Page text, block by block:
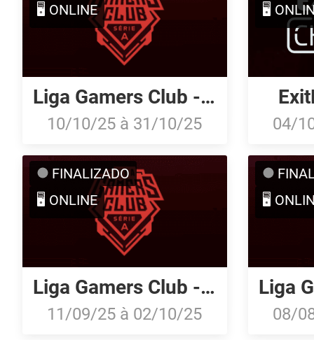
🖥️ ONLINE
Liga Gamers Club - Série A: Outubro/25
10/10/25 à 31/10/25
🖥️
04/
FINALIZADO
🖥️ ONLINE
Liga Gamers Club - Série A: Setembro/25
11/09/25 à 02/10/25
🖥️
08/